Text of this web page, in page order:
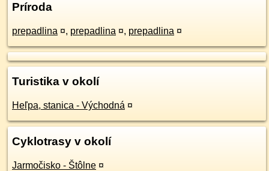
Príroda
prepadlina ¤, prepadlina ¤, prepadlina ¤
Turistika v okolí
Heľpa, stanica - Východná ¤
Cyklotrasy v okolí
Jarmočisko - Štôlne ¤